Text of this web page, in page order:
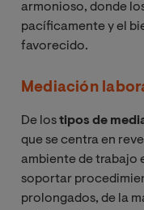
armonioso, donde
pacíficamente y el
favorecido.
Mediación
De lostipos de
que se centra en
ambiente de trabajo
soportar
prolongados, de la